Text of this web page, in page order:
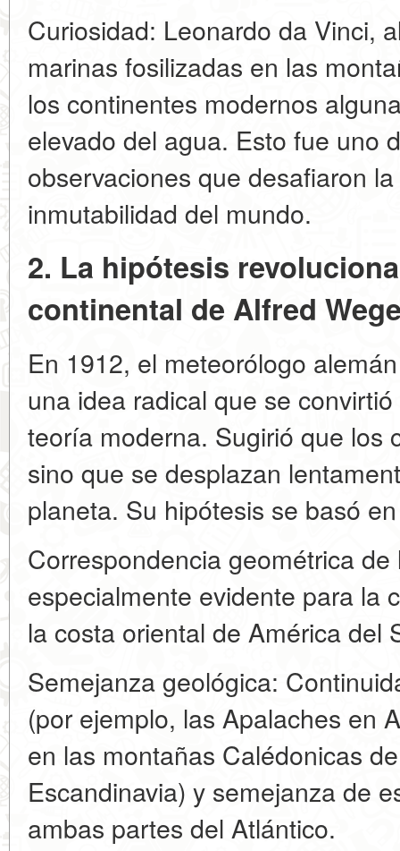
Curiosidad: Leonardo da Vinci,
marinas fosilizadas en las
los continentes modernos
elevado del agua. Esto fue uno
observaciones que desafiaron
inmutabilidad del mundo.
2. La hipótesis
continental de Alfred
En 1912, el meteorólogo
una idea radical que se
teoría moderna. Sugirió que los
sino que se desplazan
planeta. Su hipótesis se basó
Correspondencia geométrica
especialmente evidente para la
la costa oriental de América del
Semejanza geológica:
(por ejemplo, las Apalaches en
en las montañas Calédonicas
Escandinavia) y semejanza de
ambas partes del Atlántico.